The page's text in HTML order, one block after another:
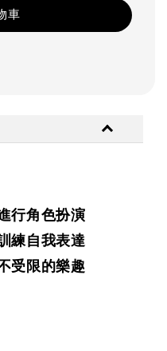
車
行角色扮演
練自我表達
受限的樂趣